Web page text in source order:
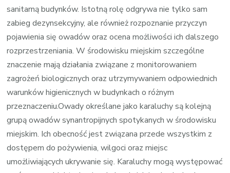
sanitarną budynków. Istotną rolę odgrywa nie tylko sam
zabieg dezynsekcyjny, ale również rozpoznanie przyczyn
pojawienia się owadów oraz ocena możliwości ich dalszego
rozprzestrzeniania. W środowisku miejskim szczególne
znaczenie mają działania związane z monitorowaniem
zagrożeń biologicznych oraz utrzymywaniem odpowiednich
warunków higienicznych w budynkach o różnym
przeznaczeniu.Owady określane jako karaluchy są kolejną
grupą owadów synantropijnych spotykanych w środowisku
miejskim. Ich obecność jest związana przede wszystkim z
dostępem do pożywienia, wilgoci oraz miejsc
umożliwiających ukrywanie się. Karaluchy mogą występować